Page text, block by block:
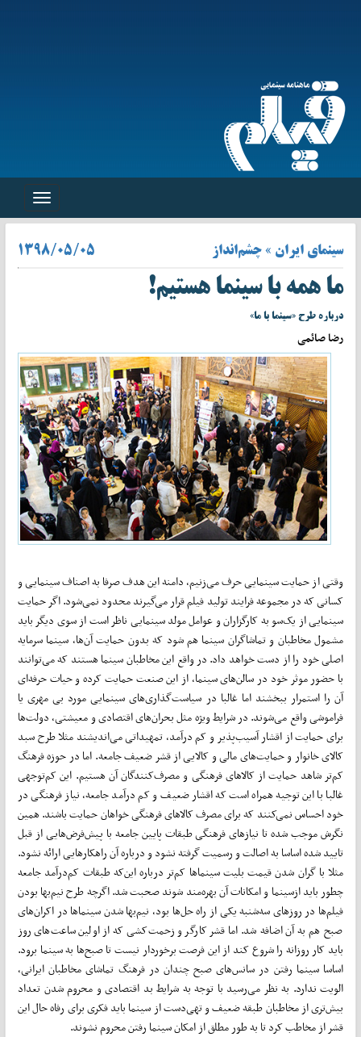
Toggle
سینمای ایران » چشم‌انداز ۱۳۹۸/۰۵/۰۵
ما همه با سینما هستیم!
درباره طرح «سینما با ما»
رضا صائمی
وقتی از حمایت سینمایی حرف می‌زنیم، دامنه این هدف صرفا به اصناف سینمایی و
کسانی که در مجموعه فرایند تولید فیلم قرار می‌گیرند محدود نمی‌شود. اگر حمایت
سینمایی از یک‌سو به کارگزاران و عوامل مولد سینمایی ناظر است از سوی دیگر باید
مشمول مخاطبان و تماشاگران سینما هم شود که بدون حمایت آن‌ها، سینما سرمایه
اصلی خود را از دست خواهد داد. در واقع این مخاطبان سینما هستند که می‌توانند
با حضور موثر خود در سالن‌های سینما، از این صنعت حمایت کرده و حیات حرفه‌ای
آن را استمرار ببخشند اما غالبا در سیاست‌گذاری‌های سینمایی مورد بی مهری یا
فراموشی واقع می‌شوند. در شرایط ویژه مثل بحران‌های اقتصادی و معیشتی، دولت‌ها
برای حمایت از اقشار آسیب‌پذیر و کم درآمد، تمهیداتی می‌اندیشند مثلا طرح سبد
کالای خانوار و حمایت‌های مالی و کالایی از قشر ضعیف جامعه. اما در حوزه فرهنگ
کم‌تر شاهد حمایت از کالاهای فرهنگی و مصرف‌کنندگان آن هستیم. این کم‌توجهی
غالبا با این توجیه همراه است که اقشار ضعیف و کم درآمد جامعه، نیاز فرهنگی در
خود احساس نمی‌کنند که برای مصرف کالاهای فرهنگی خواهان حمایت باشند. همین
نگرش موجب شده تا نیازهای فرهنگی طبقات پایین جامعه با پیش‌فرض‌هایی از قبل
تایید شده اساسا به اصالت و رسمیت گرفته نشود و درباره آن راهکارهایی ارائه نشود.
مثلا با گران شدن قیمت بلیت سینماها کم‌تر درباره این‌که طبقات کم‌درآمد جامعه
چطور باید ازسینما و امکانات آن بهره‌مند شوند صحبت شد. اگرچه طرح نیم‌بها بودن
فیلم‌ها در روزهای سه‌شنبه یکی از راه حل‌ها بود، نیم‌بها شدن سینماها در اکران‌های
صبح هم به آن اضافه شد. اما قشر کارگر و زحمت‌کشی که از اولین ساعت‌های روز
باید کار روزانه را شروع کند از این فرصت برخوردار نیست تا صبح‌ها به سینما برود.
اساسا سینما رفتن در سانس‌های صبح چندان در فرهنگ تماشای مخاطبان ایرانی،
الویت ندارد. به نظر می‌رسید با توجه به شرایط بد اقتصادی و محروم شدن تعداد
بیش‌تری از مخاطبان طبقه ضعیف و تهی‌دست از سینما باید فکری برای رفاه حال این
قشر از مخاطب کرد تا به طور مطلق از امکان سینما رفتن محروم نشوند.